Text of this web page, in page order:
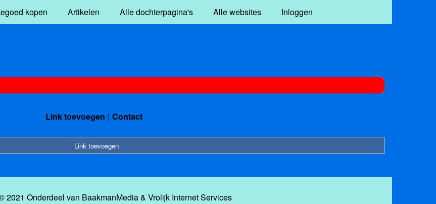
kopen Artikelen Alle dochterpagina's Alle websites Inloggen
Link toevoegen Contact
Link toevoegen
2021 Onderdeel van BaakmanMedia& Vrolijk Internet Services